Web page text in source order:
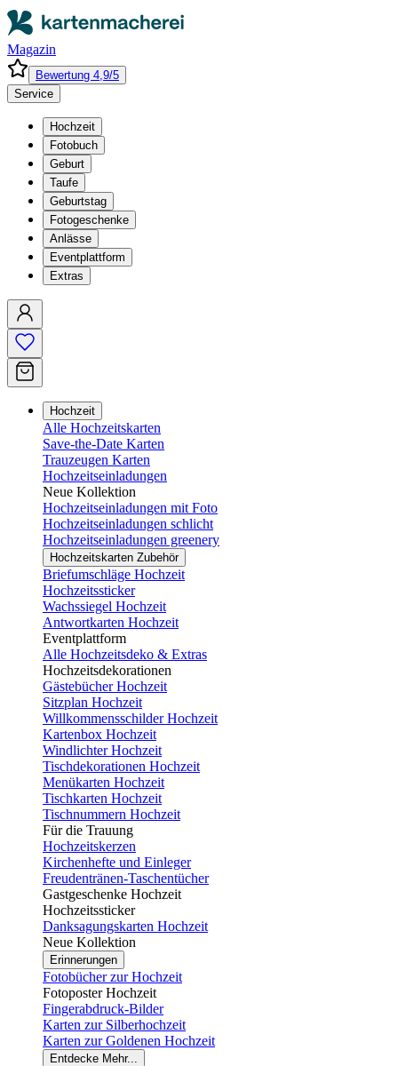
Magazin
Bewertung 4,9/5
Service
Hochzeit
Fotobuch
Geburt
Taufe
Geburtstag
Fotogeschenke
Anlässe
Eventplattform
Extras
Hochzeit
Alle Hochzeitskarten
Save-the-Date Karten
Trauzeugen Karten
Hochzeitseinladungen
Neue Kollektion
Hochzeitseinladungen mit Foto
Hochzeitseinladungen schlicht
Hochzeitseinladungen greenery
Hochzeitskarten Zubehör
Briefumschläge Hochzeit
Hochzeitssticker
Wachssiegel Hochzeit
Antwortkarten Hochzeit
Eventplattform
Alle Hochzeitsdeko & Extras
Hochzeitsdekorationen
Gästebücher Hochzeit
Sitzplan Hochzeit
Willkommensschilder Hochzeit
Kartenbox Hochzeit
Windlichter Hochzeit
Tischdekorationen Hochzeit
Menükarten Hochzeit
Tischkarten Hochzeit
Tischnummern Hochzeit
Für die Trauung
Hochzeitskerzen
Kirchenhefte und Einleger
Freudentränen-Taschentücher
Gastgeschenke Hochzeit
Hochzeitssticker
Danksagungskarten Hochzeit
Neue Kollektion
Erinnerungen
Fotobücher zur Hochzeit
Fotoposter Hochzeit
Fingerabdruck-Bilder
Karten zur Silberhochzeit
Karten zur Goldenen Hochzeit
Entdecke Mehr...